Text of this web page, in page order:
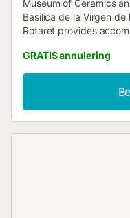
Museum of Ceramics
Basilica de la Virgen de
Rotaret provides
GRATIS annulering